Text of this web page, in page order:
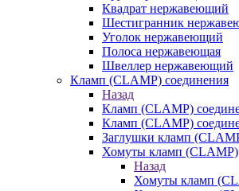
Квадрат нержавеющий
Шестигранник
Уголок нержавеющий
Полоса нержавеющая
Швеллер нержавеющий
Кламп (CLAMP) соединения
Назад
Кламп (CLAMP)
Кламп (CLAMP)
Заглушки кламп
Хомуты кламп (CLAMP)
Назад
Хомуты кламп